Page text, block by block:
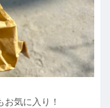
お気に入り！